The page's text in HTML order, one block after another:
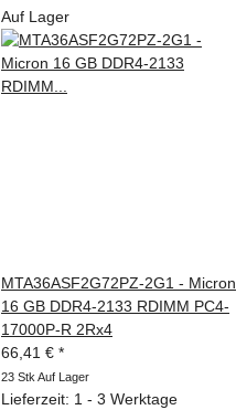
Auf Lager
MTA36ASF2G72PZ-2G1 - Micron
16 GB DDR4-2133 RDIMM PC4-
17000P-R 2Rx4
66,41 € *
23 Stk Auf Lager
Lieferzeit: 1 - 3 Werktage